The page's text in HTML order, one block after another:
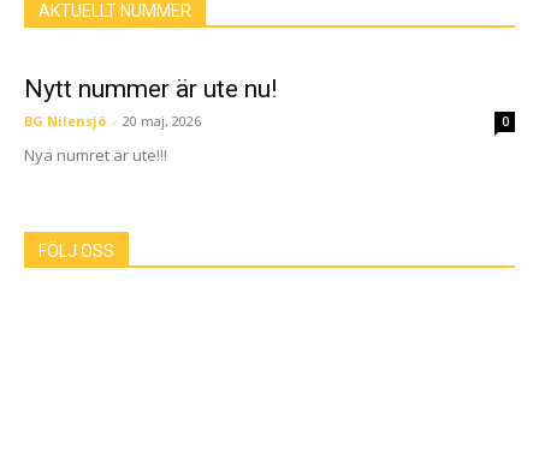
AKTUELLT NUMMER
Nytt nummer är ute nu!
BG Nilensjö - 20 maj, 2026 0
Nya numret är ute!!!
FÖLJ OSS